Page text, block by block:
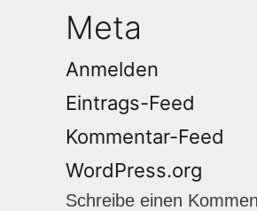
Meta
Anmelden
Eintrags-Feed
Kommentar-Feed
WordPress.org
Schreibe einen